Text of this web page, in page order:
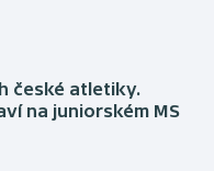
české atletiky.
na juniorském MS